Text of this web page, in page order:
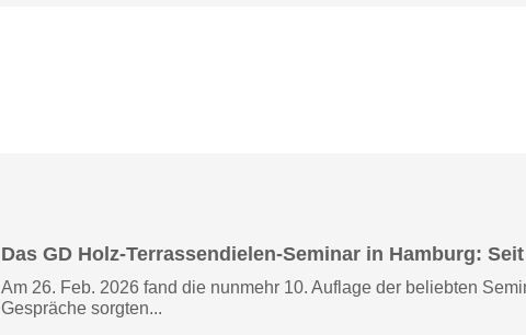
Das GD Holz-Terrassendielen-Seminar in Hamburg:
Am 26. Feb. 2026 fand die nunmehr 10. Auflage der beliebten
Gespräche sorgten...